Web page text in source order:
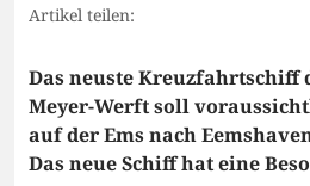
Artikel teilen:
Das neuste Kreuzfahrtschiff
Meyer-Werft soll
auf der Ems nach
Das neue Schiff hat eine